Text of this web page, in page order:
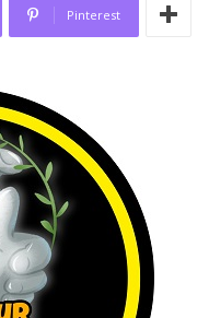
Pinterest